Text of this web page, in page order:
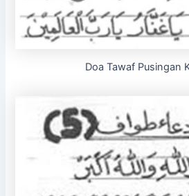
Doa Tawaf Pusingan